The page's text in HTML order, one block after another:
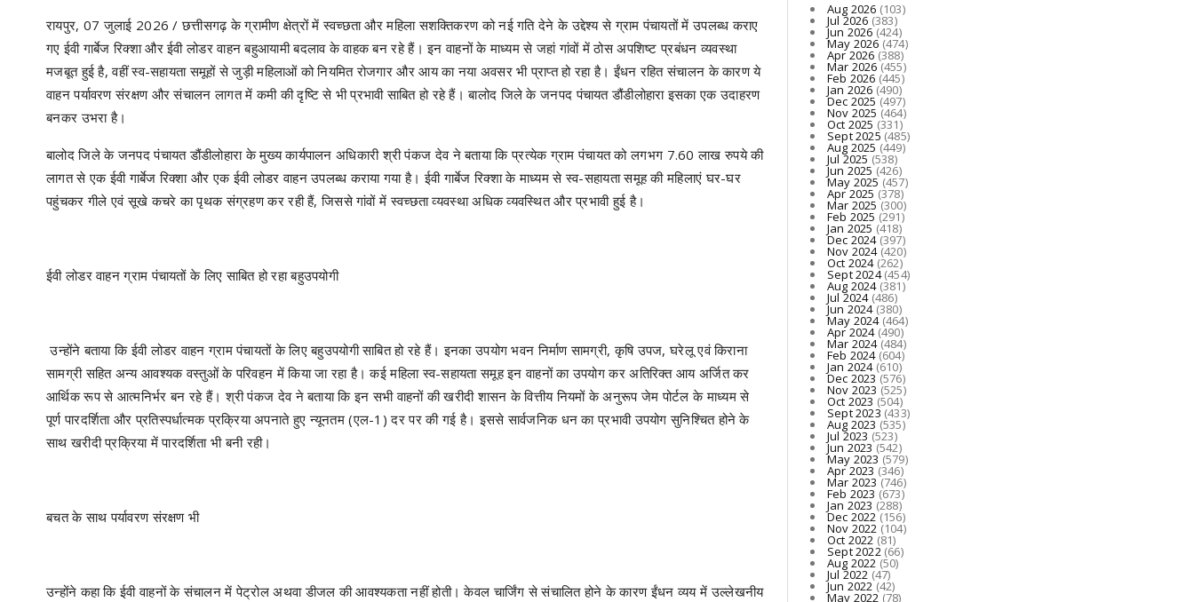
रायपुर, 07 जुलाई 2026 / छत्तीसगढ़ के ग्रामीण क्षेत्रों में स्वच्छता और महिला सशक्तिकरण को नई गति देने के उद्देश्य से ग्राम पंचायतों में उपलब्ध कराए
गए ईवी गार्बेज रिक्शा और ईवी लोडर वाहन बहुआयामी बदलाव के वाहक बन रहे हैं। इन वाहनों के माध्यम से जहां गांवों में ठोस अपशिष्ट प्रबंधन व्यवस्था
मजबूत हुई है, वहीं स्व-सहायता समूहों से जुड़ी महिलाओं को नियमित रोजगार और आय का नया अवसर भी प्राप्त हो रहा है। ईंधन रहित संचालन के कारण ये
वाहन पर्यावरण संरक्षण और संचालन लागत में कमी की दृष्टि से भी प्रभावी साबित हो रहे हैं। बालोद जिले के जनपद पंचायत डौंडीलोहारा इसका एक उदाहरण
बनकर उभरा है।
बालोद जिले के जनपद पंचायत डौंडीलोहारा के मुख्य कार्यपालन अधिकारी श्री पंकज देव ने बताया कि प्रत्येक ग्राम पंचायत को लगभग 7.60 लाख रुपये की
लागत से एक ईवी गार्बेज रिक्शा और एक ईवी लोडर वाहन उपलब्ध कराया गया है। ईवी गार्बेज रिक्शा के माध्यम से स्व-सहायता समूह की महिलाएं घर-घर
पहुंचकर गीले एवं सूखे कचरे का पृथक संग्रहण कर रही हैं, जिससे गांवों में स्वच्छता व्यवस्था अधिक व्यवस्थित और प्रभावी हुई है।
ईवी लोडर वाहन ग्राम पंचायतों के लिए साबित हो रहा बहुउपयोगी
उन्होंने बताया कि ईवी लोडर वाहन ग्राम पंचायतों के लिए बहुउपयोगी साबित हो रहे हैं। इनका उपयोग भवन निर्माण सामग्री, कृषि उपज, घरेलू एवं किराना
सामग्री सहित अन्य आवश्यक वस्तुओं के परिवहन में किया जा रहा है। कई महिला स्व-सहायता समूह इन वाहनों का उपयोग कर अतिरिक्त आय अर्जित कर
आर्थिक रूप से आत्मनिर्भर बन रहे हैं। श्री पंकज देव ने बताया कि इन सभी वाहनों की खरीदी शासन के वित्तीय नियमों के अनुरूप जेम पोर्टल के माध्यम से
पूर्ण पारदर्शिता और प्रतिस्पर्धात्मक प्रक्रिया अपनाते हुए न्यूनतम (एल-1) दर पर की गई है। इससे सार्वजनिक धन का प्रभावी उपयोग सुनिश्चित होने के
साथ खरीदी प्रक्रिया में पारदर्शिता भी बनी रही।
बचत के साथ पर्यावरण संरक्षण भी
उन्होंने कहा कि ईवी वाहनों के संचालन में पेट्रोल अथवा डीजल की आवश्यकता नहीं होती। केवल चार्जिंग से संचालित होने के कारण ईंधन व्यय में उल्लेखनीय
Aug 2026 (103)
Jul 2026 (383)
Jun 2026(424)
May 2026(474)
Apr 2026 (388)
Mar 2026(455)
Feb 2026 (445)
Jan 2026 (490)
Dec 2025(497)
Nov 2025 (464)
Oct 2025 (331)
Sept 2025 (485)
Aug 2025 (449)
Jul 2025 (538)
Jun 2025(426)
May 2025(457)
Apr 2025 (378)
Mar 2025 (300)
Feb 2025 (291)
Jan 2025 (418)
Dec 2024(397)
Nov 2024(420)
Oct 2024(262)
Sept 2024(454)
Aug 2024(381)
Jul 2024(486)
Jun 2024(380)
May 2024(464)
Apr 2024(490)
Mar 2024(484)
Feb 2024(604)
Jan 2024(610)
Dec 2023(576)
Nov 2023 (525)
Oct 2023 (504)
Sept 2023 (433)
Aug 2023 (535)
Jul 2023 (523)
Jun 2023(542)
May 2023(579)
Apr 2023 (346)
Mar 2023 (746)
Feb 2023 (673)
Jan 2023 (288)
Dec 2022(156)
Nov 2022 (104)
Oct 2022 (81)
Sept 2022(66)
Aug 2022 (50)
Jul 2022 (47)
Jun 2022(42)
May 2022(78)